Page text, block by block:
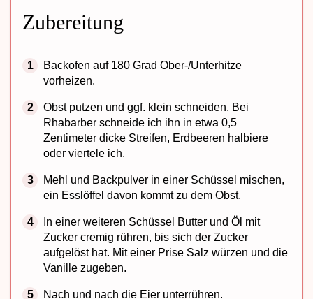
Zubereitung
Backofen auf 180 Grad Ober-/Unterhitze
vorheizen.
Obst putzen und ggf. klein schneiden. Bei
Rhabarber schneide ich ihn in etwa 0,5
Zentimeter dicke Streifen, Erdbeeren halbiere
oder viertele ich.
Mehl und Backpulver in einer Schüssel mischen,
ein Esslöffel davon kommt zu dem Obst.
In einer weiteren Schüssel Butter und Öl mit
Zucker cremig rühren, bis sich der Zucker
aufgelöst hat. Mit einer Prise Salz würzen und die
Vanille zugeben.
Nach und nach die Eier unterrühren.